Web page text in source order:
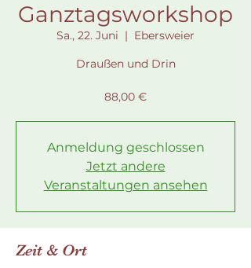
Ganztagsworkshop
Sa., 22. Juni
  |
Ebersweier
Draußen und Drin
88,00 €
Anmeldung geschlossen
Jetzt andere
Veranstaltungen ansehen
Zeit & Ort